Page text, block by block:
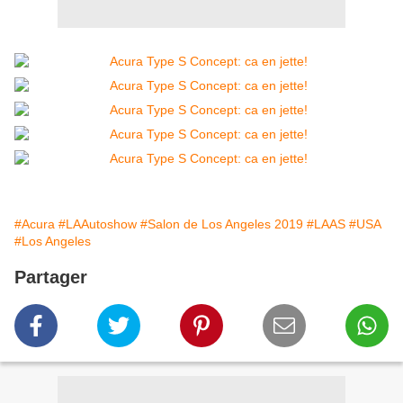
#Acura #LAAutoshow #Salon de Los Angeles 2019 #LAAS #USA
#Los Angeles
Partager